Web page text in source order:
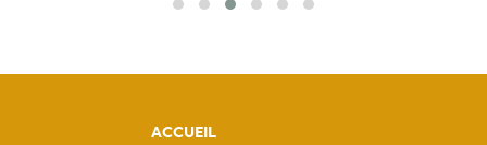
ACCUEIL